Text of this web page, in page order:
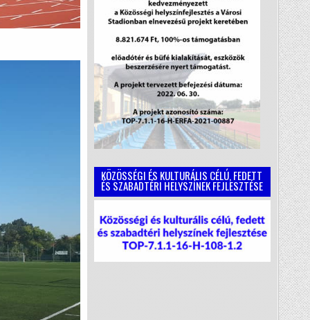
KÖZÖSSÉGI ÉS KULTURÁLIS CÉLÚ, FEDETT
ÉS SZABADTÉRI HELYSZÍNEK FEJLESZTÉSE